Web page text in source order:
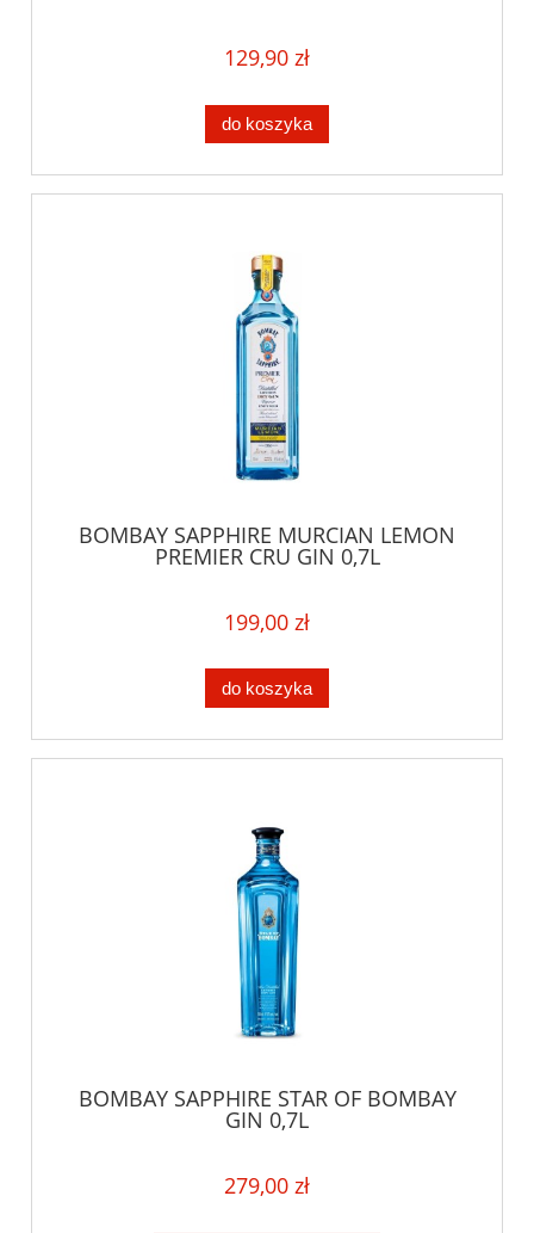
129,90 zł
do koszyka
BOMBAY SAPPHIRE MURCIAN LEMON
PREMIER CRU GIN 0,7L
199,00 zł
do koszyka
BOMBAY SAPPHIRE STAR OF BOMBAY
GIN 0,7L
279,00 zł